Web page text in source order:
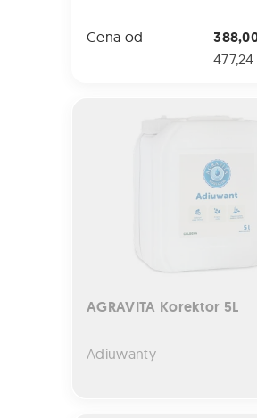
Cena od
AGRAVITA Korektor 5L
Adiuwanty